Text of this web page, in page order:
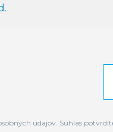
údajov. Súhlas